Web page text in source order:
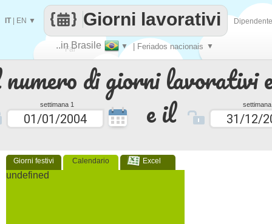
di giorni lavorativi
settimana 1 e il
Giorni festivi Calendario Excel
undefined
Fai
contare
..in Brasile ▼ | Feriados nacionais ▼
Giorni lavorativi
IT| EN ▼